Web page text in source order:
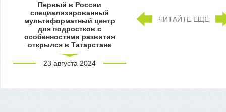
Первый в России
специализированный
мультиформатный центр
для подростков с
особенностями развития
открылся в Татарстане
23 августа 2024
ЧИТАЙТЕ ЕЩЁ